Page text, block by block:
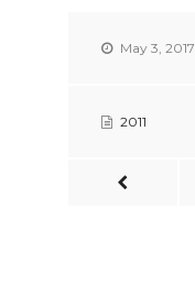
May 3, 2017
2011